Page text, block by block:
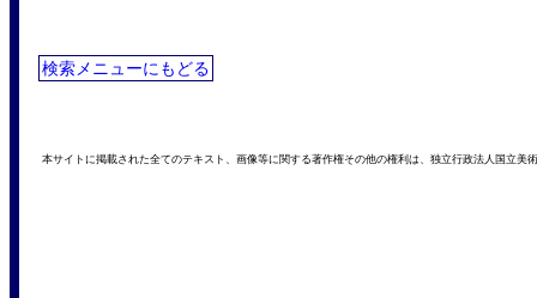
検索メニューにもどる
本サイトに掲載された全てのテキスト、画像等に関する著作権その他の権利は、独立行政法人国立